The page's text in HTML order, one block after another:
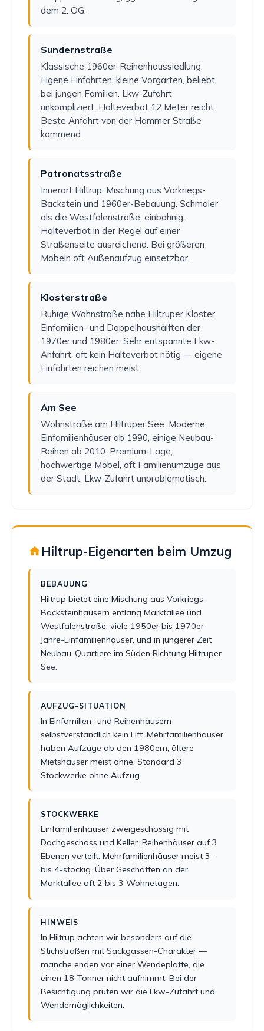
dem 2. OG.
Sundernstraße
Klassische 1960er-Reihenhaussiedlung.
Eigene Einfahrten, kleine Vorgärten, beliebt
bei jungen Familien. Lkw-Zufahrt
unkompliziert, Halteverbot 12 Meter reicht.
Beste Anfahrt von der Hammer Straße
kommend.
Patronatsstraße
Innerort Hiltrup, Mischung aus Vorkriegs-
Backstein und 1960er-Bebauung. Schmaler
als die Westfalenstraße, einbahnig.
Halteverbot in der Regel auf einer
Straßenseite ausreichend. Bei größeren
Möbeln oft Außenaufzug einsetzbar.
Klosterstraße
Ruhige Wohnstraße nahe Hiltruper Kloster.
Einfamilien- und Doppelhaushälften der
1970er und 1980er. Sehr entspannte Lkw-
Anfahrt, oft kein Halteverbot nötig — eigene
Einfahrten reichen meist.
Am See
Wohnstraße am Hiltruper See. Moderne
Einfamilienhäuser ab 1990, einige Neubau-
Reihen ab 2010. Premium-Lage,
hochwertige Möbel, oft Familienumzüge aus
der Stadt. Lkw-Zufahrt unproblematisch.
Hiltrup-Eigenarten beim Umzug
BEBAUUNG
Hiltrup bietet eine Mischung aus Vorkriegs-
Backsteinhäusern entlang Marktallee und
Westfalenstraße, viele 1950er bis 1970er-
Jahre-Einfamilienhäuser, und in jüngerer Zeit
Neubau-Quartiere im Süden Richtung Hiltruper
See.
AUFZUG-SITUATION
In Einfamilien- und Reihenhäusern
selbstverständlich kein Lift. Mehrfamilienhäuser
haben Aufzüge ab den 1980ern, ältere
Mietshäuser meist ohne. Standard 3
Stockwerke ohne Aufzug.
STOCKWERKE
Einfamilienhäuser zweigeschossig mit
Dachgeschoss und Keller. Reihenhäuser auf 3
Ebenen verteilt. Mehrfamilienhäuser meist 3-
bis 4-stöckig. Über Geschäften an der
Marktallee oft 2 bis 3 Wohnetagen.
HINWEIS
In Hiltrup achten wir besonders auf die
Stichstraßen mit Sackgassen-Charakter —
manche enden vor einer Wendeplatte, die
einen 18-Tonner nicht aufnimmt. Bei der
Besichtigung prüfen wir die Lkw-Zufahrt und
Wendemöglichkeiten.